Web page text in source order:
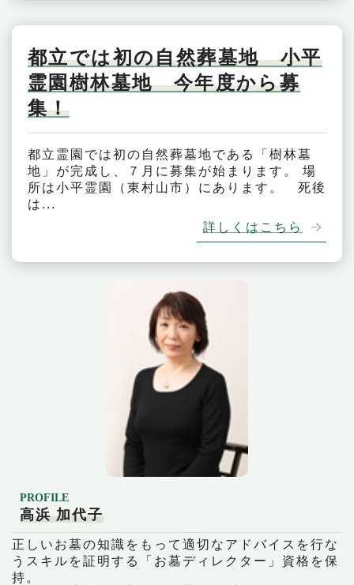
都立では初の自然葬墓地 小平
霊園樹林墓地 今年度から募
集！
都立霊園では初の自然葬墓地である「樹林墓
地」が完成し、７月に募集が始まります。 場
所は小平霊園（東村山市）にあります。 死後
は...
詳しくはこちら
PROFILE
高浜 加代子
正しいお墓の知識をもって適切なアドバイスを行な
うスキルを証明する「お墓ディレクター」資格を保
持。